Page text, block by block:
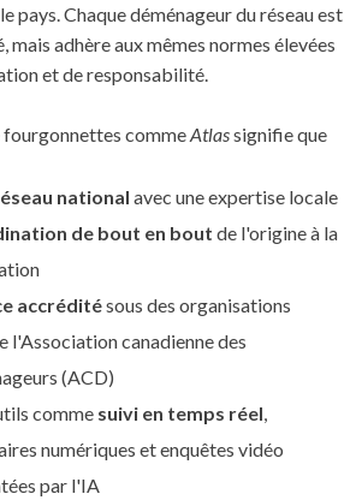
pays. Chaque déménageur du réseau est
mais adhère aux mêmes normes élevées
et de responsabilité.
fourgonnettes commeAtlassignifie que
national avec une expertise locale
de bout en bout de l'origine à la
accréditésous des organisations
l'Association canadienne des
(ACD)
comme suivi en temps réel,
numériques et enquêtes vidéo
par l'IA